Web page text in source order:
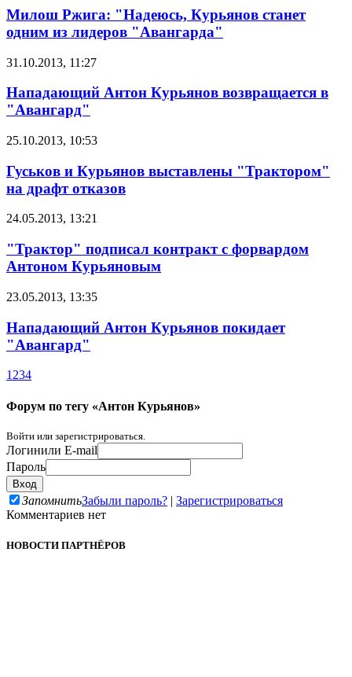
Милош Ржига: "Надеюсь, Курьянов станет
одним из лидеров "Авангарда"
31.10.2013, 11:27
Нападающий Антон Курьянов возвращается в
"Авангард"
25.10.2013, 10:53
Гуськов и Курьянов выставлены "Трактором"
на драфт отказов
24.05.2013, 13:21
"Трактор" подписал контракт с форвардом
Антоном Курьяновым
23.05.2013, 13:35
Нападающий Антон Курьянов покидает
"Авангард"
1 234
Форум по тегу «Антон Курьянов»
Войти или зарегистрироваться.
Логинили E-mail
Пароль
ЗапомнитьЗабыли пароль? | Зарегистрироваться
Комментариев нет
НОВОСТИ ПАРТНЁРОВ